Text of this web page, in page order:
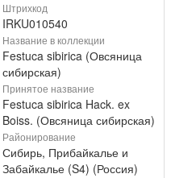
Штрихкод
IRKU010540
Название в коллекции
Festuca sibirica (Овсяница
сибирская)
Принятое название
Festuca sibirica Hack. ex
Boiss. (Овсяница сибирская)
Районирование
Сибирь, Прибайкалье и
Забайкалье (S4) (Россия)